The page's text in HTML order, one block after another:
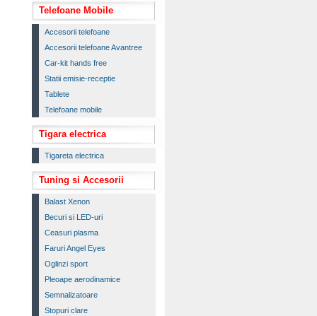
Telefoane Mobile
Accesorii telefoane
Accesorii telefoane Avantree
Car-kit hands free
Statii emisie-receptie
Tablete
Telefoane mobile
Tigara electrica
Tigareta electrica
Tuning si Accesorii
Balast Xenon
Becuri si LED-uri
Ceasuri plasma
Faruri Angel Eyes
Oglinzi sport
Pleoape aerodinamice
Semnalizatoare
Stopuri clare